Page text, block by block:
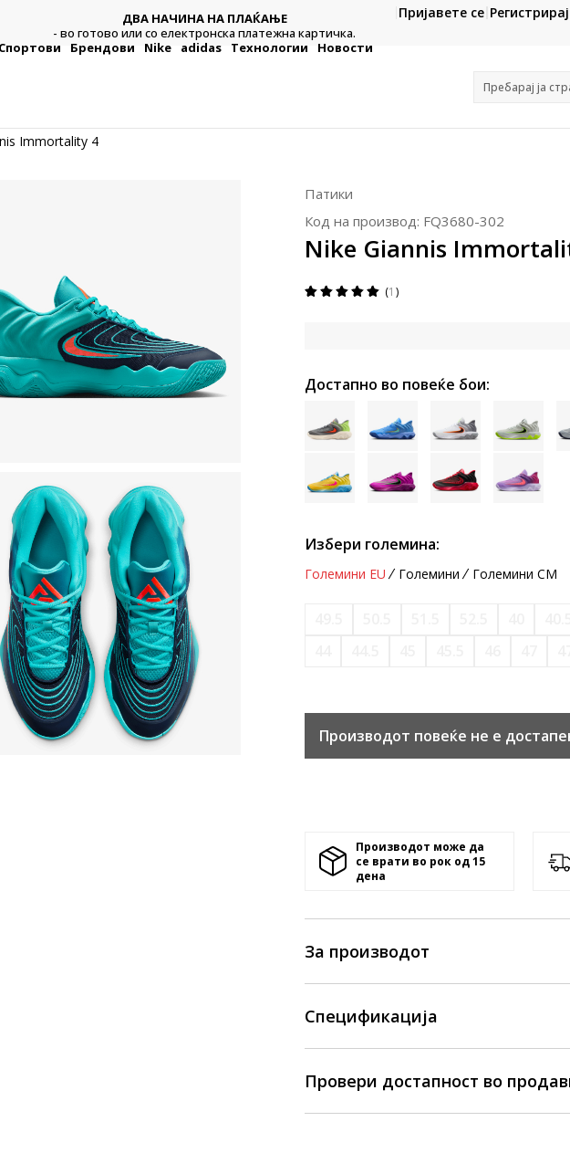
ДВА НАЧИНА НА ПЛАЌАЊЕ
- во готово или со електронска платежна картичка.
CLICK &
Платете со картичка online и
Пријавете се
Брендови Nike adidas Технологии Новости
Пребарај ја
Immortality 4
Патики
Код на производ: FQ3680-302
Nike Giannis
1
Достапно во повеќе бои:
Избери големина:
Големини EU Големини Големини CM
Производот повеќе не е
Производот може да
се врати во рок од 15
денa
За производот
Спецификација
Провери достапност во